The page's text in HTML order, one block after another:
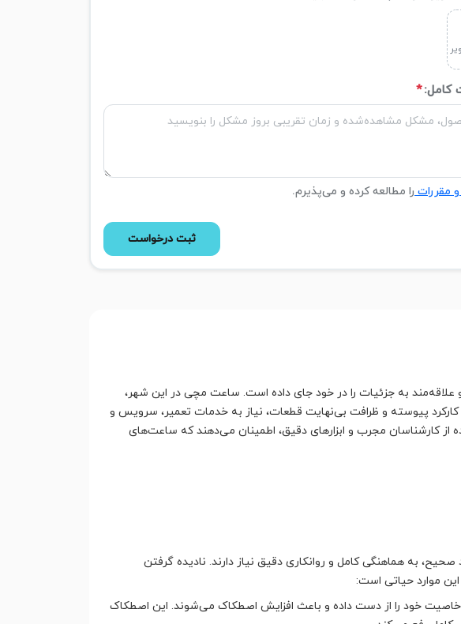
کامل:*
مقررات را مطالعه کرده و می‌پذیرم.
ثبت درخواست
و علاقه‌مند به جزئیات را در خود جای داده است. ساعت مچی در این شهر،
پیوسته و ظرافت بی‌نهایت قطعات، نیاز به خدمات تعمیر، سرویس و
از کارشناسان مجرب و ابزارهای دقیق، اطمینان می‌دهند که ساعت‌های
به هماهنگی کامل و روانکاری دقیق نیاز دارند. نادیده گرفتن
موارد حیاتی است:
خود را از دست داده و باعث افزایش اصطکاک می‌شوند. این اصطکاک